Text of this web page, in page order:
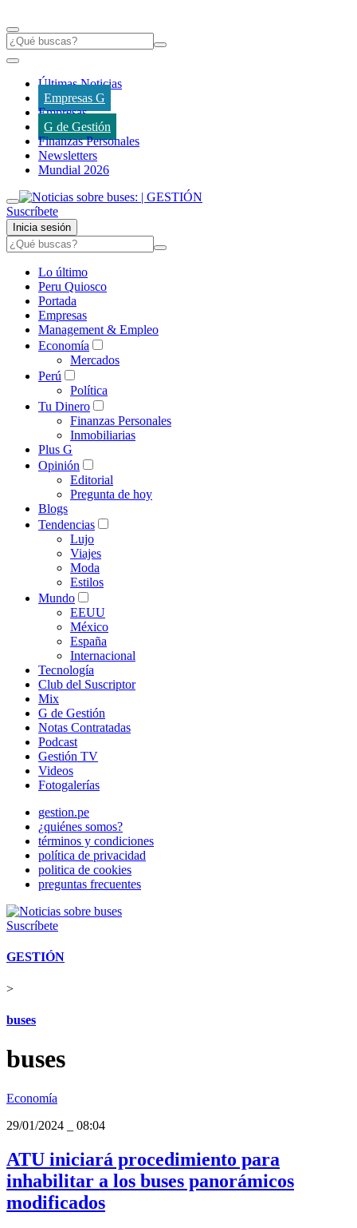
Últimas Noticias
Empresas G
Empresas
G de Gestión
Finanzas Personales
Newsletters
Mundial 2026
Suscríbete
Inicia sesión
Lo último
Peru Quiosco
Portada
Empresas
Management & Empleo
Economía
Mercados
Perú
Política
Tu Dinero
Finanzas Personales
Inmobiliarias
Plus G
Opinión
Editorial
Pregunta de hoy
Blogs
Tendencias
Lujo
Viajes
Moda
Estilos
Mundo
EEUU
México
España
Internacional
Tecnología
Club del Suscriptor
Mix
G de Gestión
Notas Contratadas
Podcast
Gestión TV
Videos
Fotogalerías
gestion.pe
¿quiénes somos?
términos y condiciones
política de privacidad
politica de cookies
preguntas frecuentes
Suscríbete
GESTIÓN
>
buses
buses
Economía
29/01/2024
08:04
ATU iniciará procedimiento para
inhabilitar a los buses panorámicos
modificados